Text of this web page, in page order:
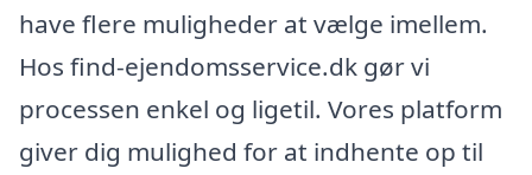
have flere muligheder at vælge imellem.
Hos find-ejendomsservice.dk gør vi
processen enkel og ligetil. Vores platform
giver dig mulighed for at indhente op til